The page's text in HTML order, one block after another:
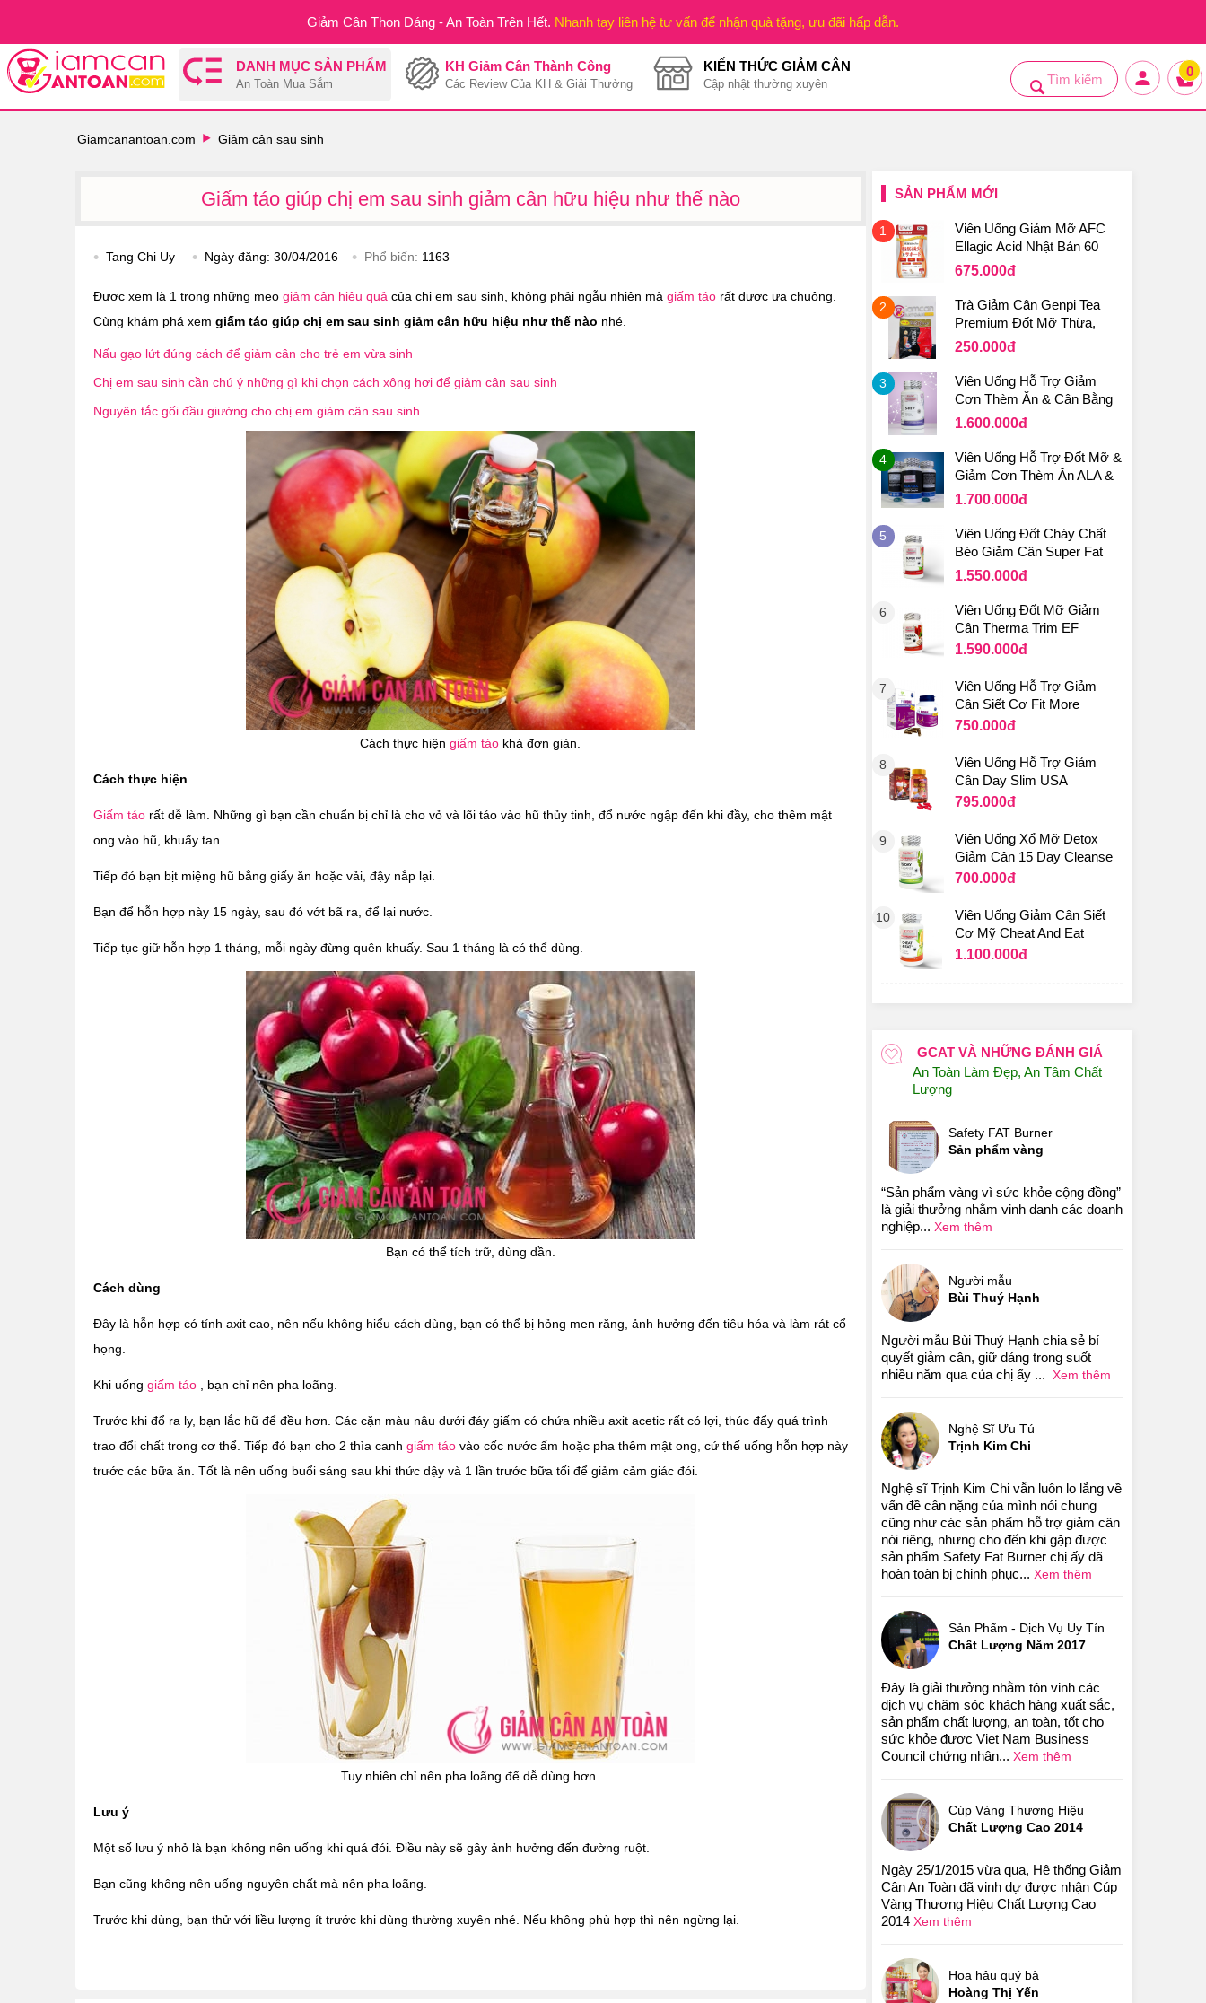
Giảm Cân Thon Dáng - An Toàn Trên Hết. Nhanh tay liên hệ tư vấn để nhận quà tặng, ưu đãi hấp dẫn.
DANH MỤC SẢN PHẨM
An Toàn Mua Sắm
KH Giảm Cân Thành Công
Các Review Của KH & Giải Thưởng
KIẾN THỨC GIẢM CÂN
Cập nhật thường xuyên
0
Giamcanantoan.com Giảm cân sau sinh
Giấm táo giúp chị em sau sinh giảm cân hữu hiệu như thế nào
Tang Chi Uy Ngày đăng: 30/04/2016 Phổ biến: 1163
Được xem là 1 trong những mẹo giảm cân hiệu quả của chị em sau sinh, không phải ngẫu nhiên mà giấm táo rất được ưa chuộng.
Cùng khám phá xem giấm táo giúp chị em sau sinh giảm cân hữu hiệu như thế nào nhé.
Nấu gạo lứt đúng cách để giảm cân cho trẻ em vừa sinh
Chị em sau sinh cần chú ý những gì khi chọn cách xông hơi để giảm cân sau sinh
Nguyên tắc gối đầu giường cho chị em giảm cân sau sinh
Cách thực hiện giấm táo khá đơn giản.
Cách thực hiện
Giấm táo rất dễ làm. Những gì bạn cần chuẩn bị chỉ là cho vỏ và lõi táo vào hũ thủy tinh, đổ nước ngập đến khi đầy, cho thêm mật
ong vào hũ, khuấy tan.
Tiếp đó bạn bịt miệng hũ bằng giấy ăn hoặc vải, đậy nắp lại.
Bạn để hỗn hợp này 15 ngày, sau đó vớt bã ra, để lại nước.
Tiếp tục giữ hỗn hợp 1 tháng, mỗi ngày đừng quên khuấy. Sau 1 tháng là có thể dùng.
Bạn có thể tích trữ, dùng dần.
Cách dùng
Đây là hỗn hợp có tính axit cao, nên nếu không hiểu cách dùng, bạn có thể bị hỏng men răng, ảnh hưởng đến tiêu hóa và làm rát cổ
họng.
Khi uống giấm táo , bạn chỉ nên pha loãng.
Trước khi đổ ra ly, bạn lắc hũ để đều hơn. Các cặn màu nâu dưới đáy giấm có chứa nhiều axit acetic rất có lợi, thúc đẩy quá trình
trao đổi chất trong cơ thể. Tiếp đó bạn cho 2 thìa canh giấm táo vào cốc nước ấm hoặc pha thêm mật ong, cứ thế uống hỗn hợp này
trước các bữa ăn. Tốt là nên uống buổi sáng sau khi thức dậy và 1 lần trước bữa tối để giảm cảm giác đói.
Tuy nhiên chỉ nên pha loãng để dễ dùng hơn.
Lưu ý
Một số lưu ý nhỏ là bạn không nên uống khi quá đói. Điều này sẽ gây ảnh hưởng đến đường ruột.
Bạn cũng không nên uống nguyên chất mà nên pha loãng.
Trước khi dùng, bạn thử với liều lượng ít trước khi dùng thường xuyên nhé. Nếu không phù hợp thì nên ngừng lại.
SẢN PHẨM MỚI
1
Viên Uống Giảm Mỡ AFC
Ellagic Acid Nhật Bản 60
Viên
675.000đ
2
Trà Giảm Cân Genpi Tea
Premium Đốt Mỡ Thừa,
Thanh Lọc Cơ Thể Hiệu
250.000đ
3
Viên Uống Hỗ Trợ Giảm
Cơn Thèm Ăn & Cân Bằng
Cảm Xúc 5-HTP 100mg
1.600.000đ
4
Viên Uống Hỗ Trợ Đốt Mỡ &
Giảm Cơn Thèm Ăn ALA &
ALC 750mg
1.700.000đ
5
Viên Uống Đốt Cháy Chất
Béo Giảm Cân Super Fat
Burner
1.550.000đ
6
Viên Uống Đốt Mỡ Giảm
Cân Therma Trim EF
1.590.000đ
7
Viên Uống Hỗ Trợ Giảm
Cân Siết Cơ Fit More
750.000đ
8
Viên Uống Hỗ Trợ Giảm
Cân Day Slim USA
795.000đ
9
Viên Uống Xổ Mỡ Detox
Giảm Cân 15 Day Cleanse
700.000đ
10
Viên Uống Giảm Cân Siết
Cơ Mỹ Cheat And Eat
1.100.000đ
GCAT VÀ NHỮNG ĐÁNH GIÁ
An Toàn Làm Đẹp, An Tâm Chất
Lượng
Safety FAT Burner
Sản phẩm vàng
“Sản phẩm vàng vì sức khỏe cộng đồng”
là giải thưởng nhằm vinh danh các doanh
nghiệp... Xem thêm
Người mẫu
Bùi Thuý Hạnh
Người mẫu Bùi Thuý Hạnh chia sẻ bí
quyết giảm cân, giữ dáng trong suốt
nhiều năm qua của chị ấy ... Xem thêm
Nghệ Sĩ Ưu Tú
Trịnh Kim Chi
Nghệ sĩ Trịnh Kim Chi vẫn luôn lo lắng về
vấn đề cân nặng của mình nói chung
cũng như các sản phẩm hỗ trợ giảm cân
nói riêng, nhưng cho đến khi gặp được
sản phẩm Safety Fat Burner chị ấy đã
hoàn toàn bị chinh phục... Xem thêm
Sản Phẩm - Dịch Vụ Uy Tín
Chất Lượng Năm 2017
Đây là giải thưởng nhằm tôn vinh các
dịch vụ chăm sóc khách hàng xuất sắc,
sản phẩm chất lượng, an toàn, tốt cho
sức khỏe được Viet Nam Business
Council chứng nhận... Xem thêm
Cúp Vàng Thương Hiệu
Chất Lượng Cao 2014
Ngày 25/1/2015 vừa qua, Hệ thống Giảm
Cân An Toàn đã vinh dự được nhận Cúp
Vàng Thương Hiệu Chất Lượng Cao
2014 Xem thêm
Hoa hậu quý bà
Hoàng Thị Yến